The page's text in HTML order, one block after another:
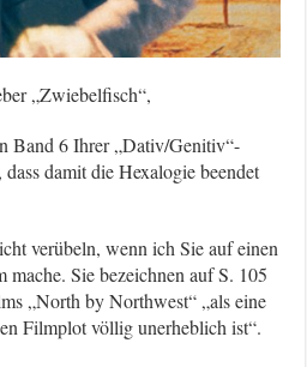
„Zwiebelfisch“,
Band 6 Ihrer „Dativ/Genitiv“-
damit die Hexalogie beendet
verübeln, wenn ich Sie auf einen
mache. Sie bezeichnen auf S. 105
„North by Northwest“ „als eine
Filmplot völlig unerheblich ist“.